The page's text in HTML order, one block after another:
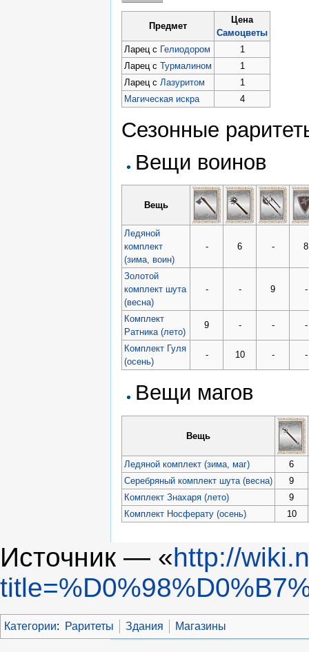
Предмет
Цена
Самоцветы
Ларец с Гелиодором
1
Ларец с Турмалином
1
Ларец с Лазуритом
1
Магическая искра
4
Сезонные
Вещи воинов
Вещь
Ледяной
комплект
(зима, воин)
- 6 - 8
Золотой
комплект шута
(весна)
- - 9 -
Комплект
Ратника (лето)
9 - - -
Комплект Гуля
(осень)
- 10 - -
Вещи магов
Вещь
Ледяной комплект (зима, маг)
6
Серебряный комплект шута (весна)
9
Комплект Знахаря (лето)
9
Комплект Носферату (осень)
10
Источник — «http://
Категории: Раритеты Здания Магазины